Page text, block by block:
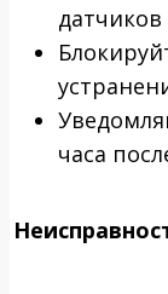
часа